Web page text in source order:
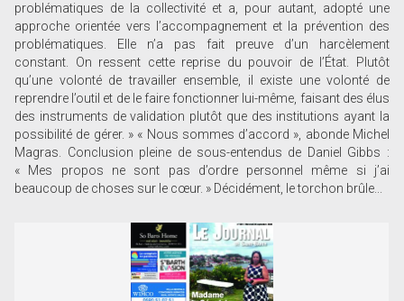
problématiques de la collectivité et a, pour autant, adopté une
approche orientée vers l’accompagnement et la prévention des
problématiques. Elle n’a pas fait preuve d’un harcèlement
constant. On ressent cette reprise du pouvoir de l’État. Plutôt
qu’une volonté de travailler ensemble, il existe une volonté de
reprendre l’outil et de le faire fonctionner lui-même, faisant des élus
des instruments de validation plutôt que des institutions ayant la
possibilité de gérer. » « Nous sommes d’accord », abonde Michel
Magras. Conclusion pleine de sous-entendus de Daniel Gibbs :
« Mes propos ne sont pas d’ordre personnel même si j’ai
beaucoup de choses sur le cœur. » Décidément, le torchon brûle...